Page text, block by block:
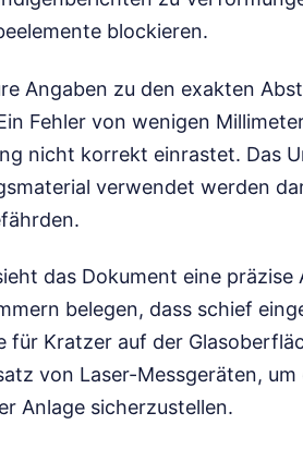
blockieren.
Angaben zu den exakten
Fehler von wenigen
nicht korrekt einrastet. Das
verwendet werden
das Dokument eine präzise
belegen, dass schief
für Kratzer auf der
von Laser-Messgeräten,
Anlage sicherzustellen.